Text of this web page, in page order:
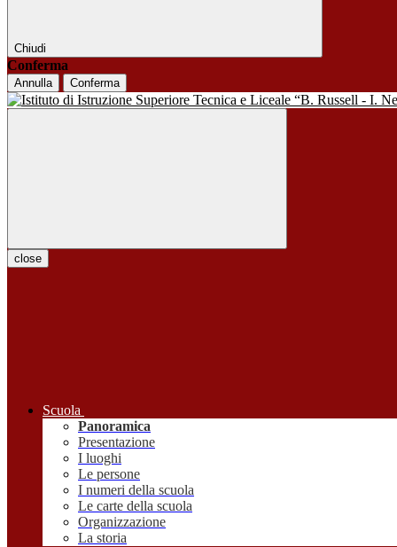
Chiudi
Conferma
Annulla Conferma
close
Scuola
Panoramica
Presentazione
I luoghi
Le persone
I numeri della scuola
Le carte della scuola
Organizzazione
La storia